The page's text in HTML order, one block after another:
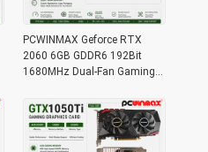
PCWINMAX Geforce RTX
2060 6GB GDDR6 192Bit
1680MHz Dual-Fan Gaming
auf Lager für Desktop-
Computer